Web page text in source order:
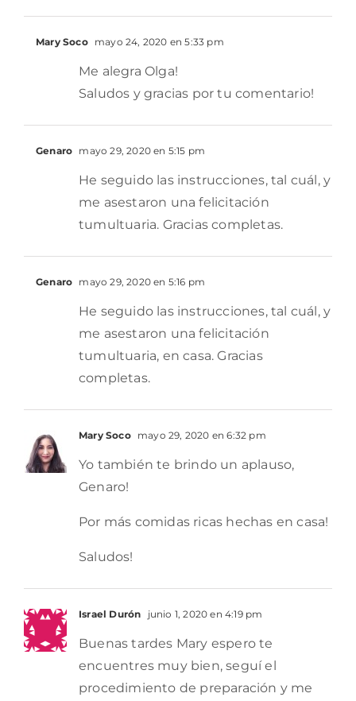
Mary Soco mayo 24, 2020 en 5:33 pm
Me alegra Olga!
Saludos y gracias por tu comentario!
Genaro mayo 29, 2020 en 5:15 pm
He seguido las instrucciones, tal cuál, y
me asestaron una felicitación
tumultuaria. Gracias completas.
Genaro mayo 29, 2020 en 5:16 pm
He seguido las instrucciones, tal cuál, y
me asestaron una felicitación
tumultuaria, en casa. Gracias
completas.
Mary Soco mayo 29, 2020 en 6:32 pm
Yo también te brindo un aplauso,
Genaro!
Por más comidas ricas hechas en casa!
Saludos!
Israel Durón junio 1, 2020 en 4:19 pm
Buenas tardes Mary espero te
encuentres muy bien, seguí el
procedimiento de preparación y me